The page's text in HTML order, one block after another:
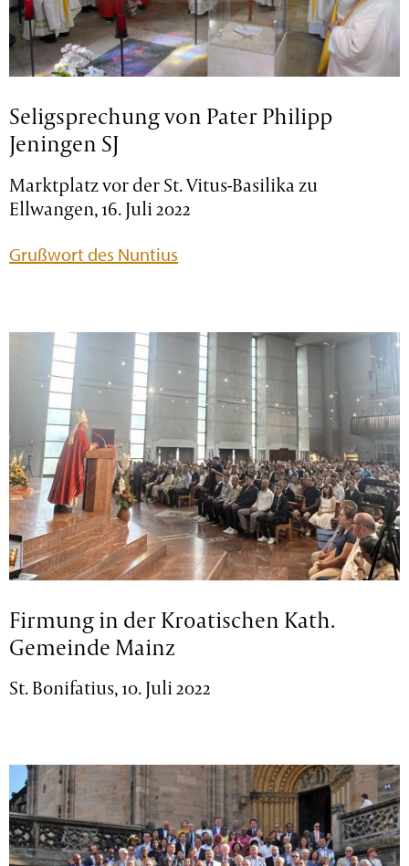
Seligsprechung von Pater Philipp
Jeningen SJ
Marktplatz vor der St. Vitus-Basilika zu
Ellwangen, 16. Juli 2022
Grußwort des Nuntius
Firmung in der Kroatischen Kath.
Gemeinde Mainz
St. Bonifatius, 10. Juli 2022